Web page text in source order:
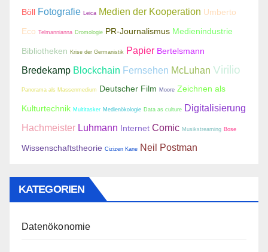
Böll Fotografie Leica Medien der Kooperation Umberto
Eco Telmannianna Dromologie PR-Journalismus Medienindustrie
Bibliotheken Krise der Germanistik Papier Bertelsmann
Bredekamp Blockchain Fernsehen McLuhan Virilio
Panorama als Massenmedium Deutscher Film Moore Zeichnen als
Kulturtechnik Multitasker Medienökologie Data as culture Digitalisierung
Hachmeister Luhmann Internet Comic Musikstreaming Bose
Wissenschaftstheorie Cizizen Kane Neil Postman
KATEGORIEN
Datenökonomie